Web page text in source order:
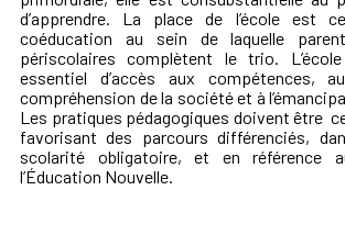
d’apprendre. La place de l’école est
coéducation au sein de laquelle
périscolaires complètent le trio.
essentiel d’accès aux compétences,
compréhension de la société et à
Les pratiques pédagogiques doivent être
favorisant des parcours différenciés,
scolarité obligatoire, et en référence
l’Éducation Nouvelle.